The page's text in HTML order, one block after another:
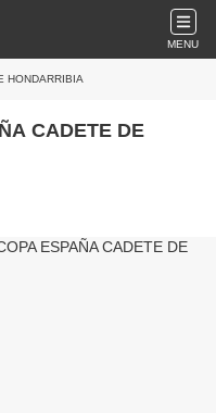
MENU
HONDARRIBIA
CADETE DE